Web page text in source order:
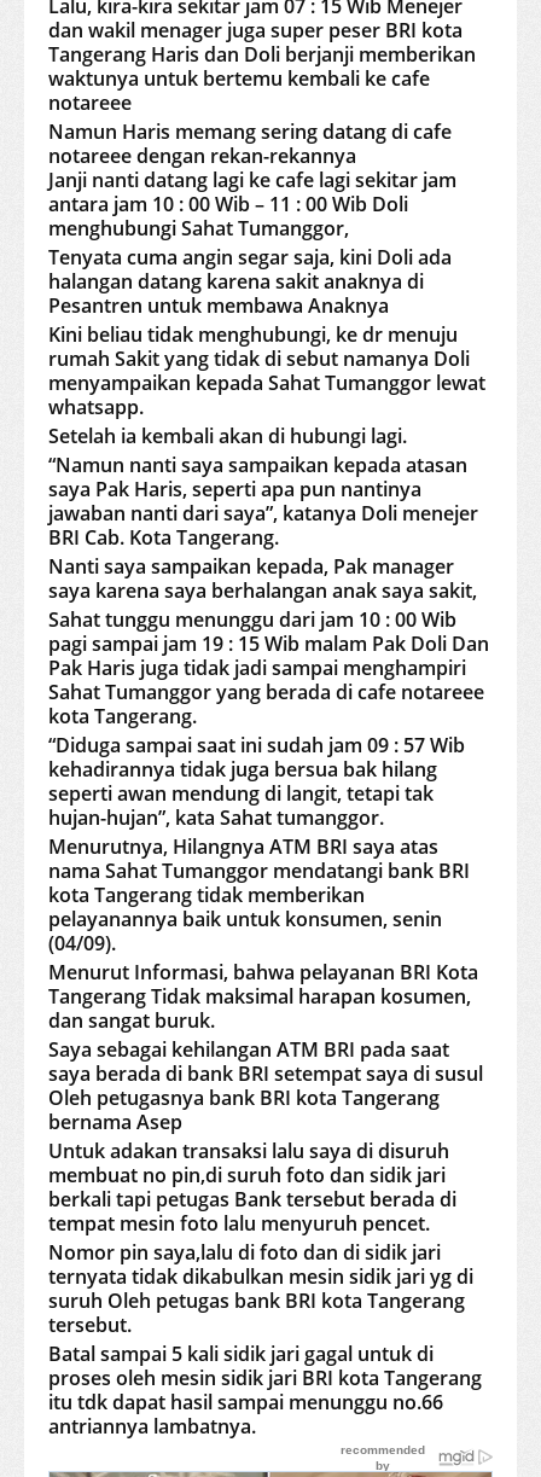
Lalu, kira-kira sekitar jam 07 : 15 Wib Menejer
dan wakil menager juga super peser BRI kota
Tangerang Haris dan Doli berjanji memberikan
waktunya untuk bertemu kembali ke cafe
notareee
Namun Haris memang sering datang di cafe
notareee dengan rekan-rekannya
Janji nanti datang lagi ke cafe lagi sekitar jam
antara jam 10 : 00 Wib – 11 : 00 Wib Doli
menghubungi Sahat Tumanggor,
Tenyata cuma angin segar saja, kini Doli ada
halangan datang karena sakit anaknya di
Pesantren untuk membawa Anaknya
Kini beliau tidak menghubungi, ke dr menuju
rumah Sakit yang tidak di sebut namanya Doli
menyampaikan kepada Sahat Tumanggor lewat
whatsapp.
Setelah ia kembali akan di hubungi lagi.
“Namun nanti saya sampaikan kepada atasan
saya Pak Haris, seperti apa pun nantinya
jawaban nanti dari saya”, katanya Doli menejer
BRI Cab. Kota Tangerang.
Nanti saya sampaikan kepada, Pak manager
saya karena saya berhalangan anak saya sakit,
Sahat tunggu menunggu dari jam 10 : 00 Wib
pagi sampai jam 19 : 15 Wib malam Pak Doli Dan
Pak Haris juga tidak jadi sampai menghampiri
Sahat Tumanggor yang berada di cafe notareee
kota Tangerang.
“Diduga sampai saat ini sudah jam 09 : 57 Wib
kehadirannya tidak juga bersua bak hilang
seperti awan mendung di langit, tetapi tak
hujan-hujan”, kata Sahat tumanggor.
Menurutnya, Hilangnya ATM BRI saya atas
nama Sahat Tumanggor mendatangi bank BRI
kota Tangerang tidak memberikan
pelayanannya baik untuk konsumen, senin
(04/09).
Menurut Informasi, bahwa pelayanan BRI Kota
Tangerang Tidak maksimal harapan kosumen,
dan sangat buruk.
Saya sebagai kehilangan ATM BRI pada saat
saya berada di bank BRI setempat saya di susul
Oleh petugasnya bank BRI kota Tangerang
bernama Asep
Untuk adakan transaksi lalu saya di disuruh
membuat no pin,di suruh foto dan sidik jari
berkali tapi petugas Bank tersebut berada di
tempat mesin foto lalu menyuruh pencet.
Nomor pin saya,lalu di foto dan di sidik jari
ternyata tidak dikabulkan mesin sidik jari yg di
suruh Oleh petugas bank BRI kota Tangerang
tersebut.
Batal sampai 5 kali sidik jari gagal untuk di
proses oleh mesin sidik jari BRI kota Tangerang
itu tdk dapat hasil sampai menunggu no.66
antriannya lambatnya.